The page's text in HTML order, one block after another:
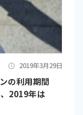
2019年3月29日
の利用期間
2019年は